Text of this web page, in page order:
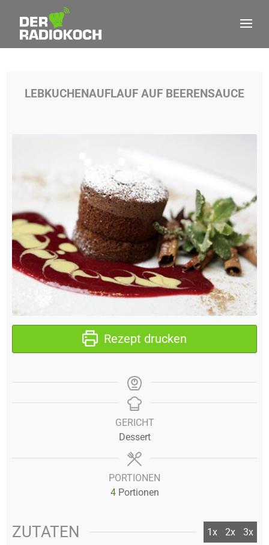
LEBKUCHENAUFLAUF AUF BEERENSAUCE
Rezept drucken
GERICHT
Dessert
PORTIONEN
4 Portionen
ZUTATEN 1x 2x 3x